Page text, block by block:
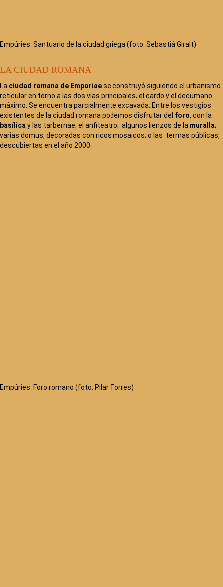
Empúries. Santuario de la ciudad griega (foto: Sebastiá Giralt)
LA CIUDAD ROMANA
La ciudad romana de Emporiaese construyó siguiendo el urbanismo
reticular en torno a las dos vías principales, el cardo y el decumano
máximo. Se encuentra parcialmente excavada. Entre los vestigios
existentes de la ciudad romana podemos disfrutar del foro, con la
basílica y las tarbernae; el anfiteatro; algunos lienzos de la muralla;
varias domus, decoradas con ricos mosaicos; o las termas públicas,
descubiertas en el año 2000.
Empúries. Foro romano (foto: Pilar Torres)